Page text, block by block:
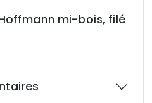
mi-bois, filé